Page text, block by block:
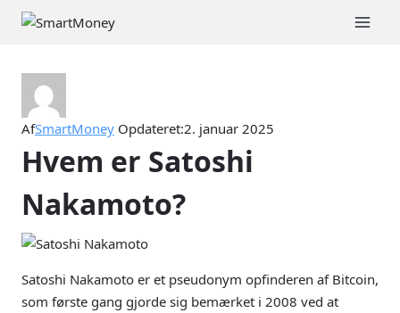
Fortsæt
AfSmartMoney Opdateret:2. januar 2025
Hvem er Satoshi
Nakamoto?
Satoshi Nakamoto er et pseudonym opfinderen af Bitcoin,
som første gang gjorde sig bemærket i 2008 ved at